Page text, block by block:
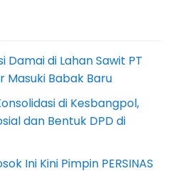
Damai di Lahan Sawit PT
Masuki Babak Baru
di Kesbangpol,
dan Bentuk DPD di
Ini Kini Pimpin PERSINAS